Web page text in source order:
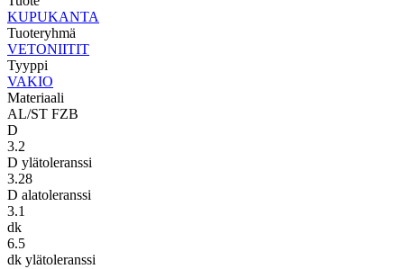
KUPUKANTA
Tuoteryhmä
VETONIITIT
Tyyppi
VAKIO
Materiaali
AL/ST FZB
D
3.2
D ylätoleranssi
3.28
D alatoleranssi
3.1
dk
6.5
dk ylätoleranssi